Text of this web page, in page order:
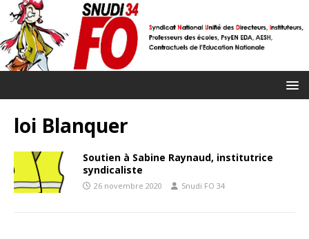
loi Blanquer
Soutien à Sabine Raynaud, institutrice
syndicaliste
26 novembre 2020 Snudi FO 34